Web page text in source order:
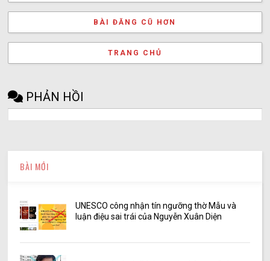
BÀI ĐĂNG CŨ HƠN
TRANG CHỦ
PHẢN HỒI
BÀI MỚI
UNESCO công nhận tín ngưỡng thờ Mẫu và
luận điệu sai trái của Nguyễn Xuân Diện